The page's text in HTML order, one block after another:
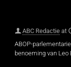
ABC Redactie at
ABOP-
benoeming van Leo